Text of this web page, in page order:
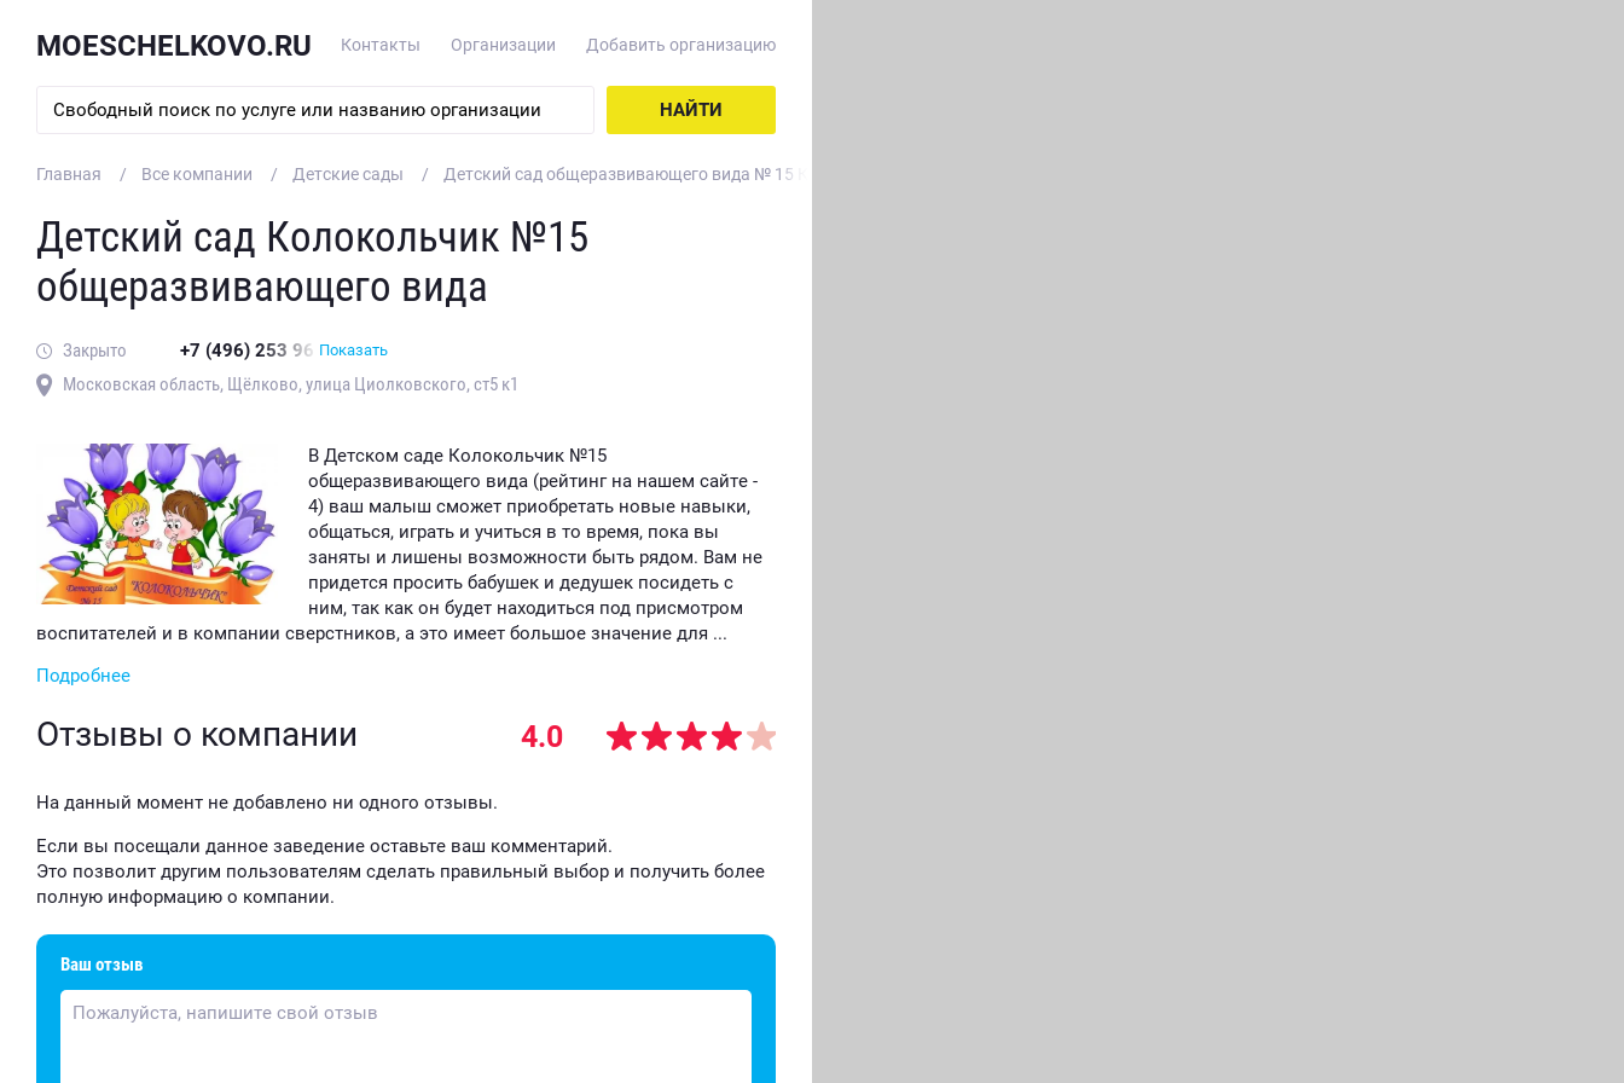
MOESCHELKOVO.RU Контакты Организации Добавить организацию
НАЙТИ
Главная Все компании Детские сады Детский сад общеразвивающего вида № 15 Колокольчик
Детский сад Колокольчик №15
общеразвивающего вида
Закрыто +7 (496) 253 96 Показать
Московская область, Щёлково, улица Циолковского, ст5 к1
В Детском саде Колокольчик №15
общеразвивающего вида (рейтинг на нашем сайте -
4) ваш малыш сможет приобретать новые навыки,
общаться, играть и учиться в то время, пока вы
заняты и лишены возможности быть рядом. Вам не
придется просить бабушек и дедушек посидеть с
ним, так как он будет находиться под присмотром
воспитателей и в компании сверстников, а это имеет большое значение для ...
Подробнее
Отзывы о компании 4.0
На данный момент не добавлено ни одного отзывы.
Если вы посещали данное заведение оставьте ваш комментарий.
Это позволит другим пользователям сделать правильный выбор и получить более
полную информацию о компании.
Ваш отзыв